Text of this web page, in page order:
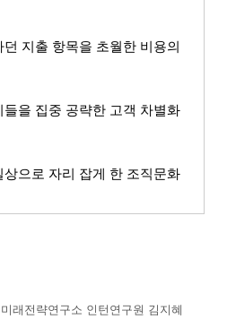
지출 항목을 초월한 비용의
을 집중 공략한 고객 차별화
으로 자리 잡게 한 조직문화
래전략연구소 인턴연구원 김지혜